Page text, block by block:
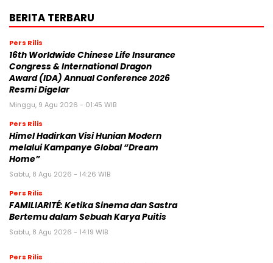
BERITA TERBARU
Pers Rilis
16th Worldwide Chinese Life Insurance
Congress & International Dragon
Award (IDA) Annual Conference 2026
Resmi Digelar
Minggu, 9 Agu 2026 - 01:45 WIB
Pers Rilis
Himel Hadirkan Visi Hunian Modern
melalui Kampanye Global “Dream
Home”
Sabtu, 8 Agu 2026 - 14:26 WIB
Pers Rilis
FAMILIARITÉ: Ketika Sinema dan Sastra
Bertemu dalam Sebuah Karya Puitis
Sabtu, 8 Agu 2026 - 14:19 WIB
Pers Rilis